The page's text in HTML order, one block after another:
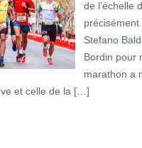
de l’échelle
précisément
Stefano
Bordin pour
marathon a
et celle de la […]